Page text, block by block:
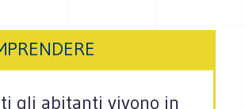
gli abitanti vivono in